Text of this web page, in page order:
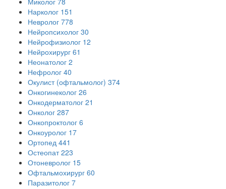
Нарколог 151
Невролог 778
Нейропсихолог 30
Нейрофизиолог 12
Нейрохирург 61
Неонатолог 2
Нефролог 40
Окулист (офтальмолог) 374
Онкогинеколог 26
Онкодерматолог 21
Онколог 287
Онкопроктолог 6
Онкоуролог 17
Ортопед 441
Остеопат 223
Отоневролог 15
Офтальмохирург 60
Паразитолог 7